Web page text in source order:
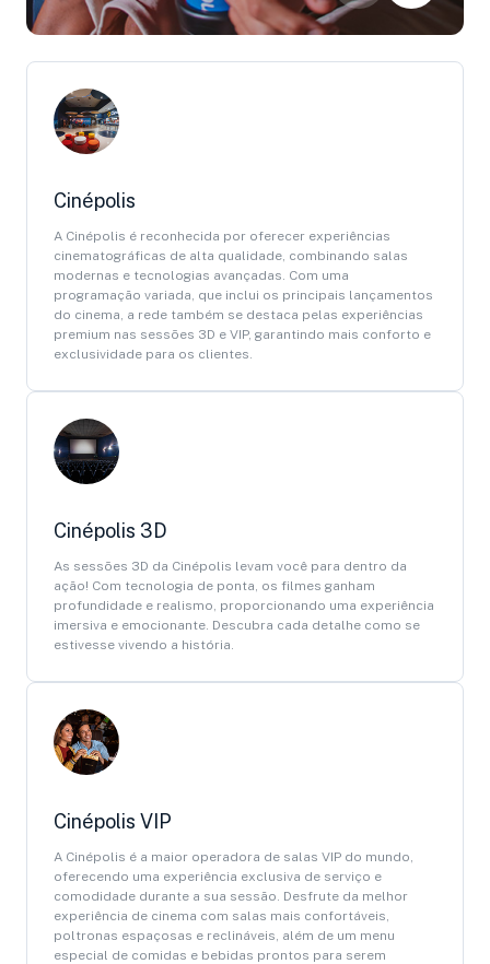
Cinépolis
A Cinépolis é reconhecida por oferecer experiências
cinematográficas de alta qualidade, combinando salas
modernas e tecnologias avançadas. Com uma
programação variada, que inclui os principais lançamentos
do cinema, a rede também se destaca pelas experiências
premium nas sessões 3D e VIP, garantindo mais conforto e
exclusividade para os clientes.
Cinépolis 3D
As sessões 3D da Cinépolis levam você para dentro da
ação! Com tecnologia de ponta, os filmes ganham
profundidade e realismo, proporcionando uma experiência
imersiva e emocionante. Descubra cada detalhe como se
estivesse vivendo a história.
Cinépolis VIP
A Cinépolis é a maior operadora de salas VIP do mundo,
oferecendo uma experiência exclusiva de serviço e
comodidade durante a sua sessão. Desfrute da melhor
experiência de cinema com salas mais confortáveis,
poltronas espaçosas e reclináveis, além de um menu
especial de comidas e bebidas prontos para serem